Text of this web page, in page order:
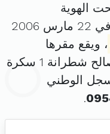
الهوية
. تم تأسيسها في 22 مارس 2006
، ويقع مقرها
الرئيسي في 02 شارع سيدي صالح شطرانة 1 سكرة
الوطني
.